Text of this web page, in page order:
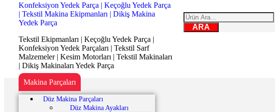
Konfeksiyon Yedek Parça | Keçoğlu Yedek Parça
| Tekstil Makina Ekipmanları | Dikiş Makina
Yedek Parça
Tekstil Ekipmanları | Keçoğlu Yedek Parça |
Konfeksiyon Yedek Parçaları | Tekstil Sarf
Malzemeler | Kesim Motorları | Tekstil Makinaları
| Dikiş Makinaları Yedek Parça
ARA
Makina Parçaları
Düz Makina Parçaları
Düz Makina Ayakları